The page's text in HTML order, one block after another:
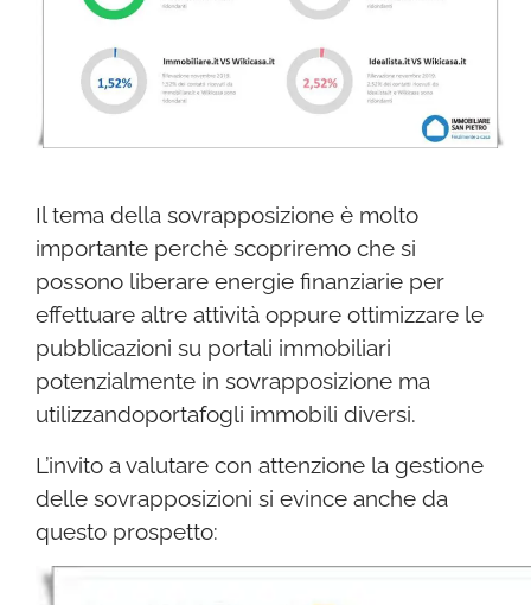
Il tema della sovrapposizione è molto
importante perchè scopriremo che si
possono liberare energie finanziarie per
effettuare altre attività oppure ottimizzare le
pubblicazioni su portali immobiliari
potenzialmente in sovrapposizione ma
utilizzandoportafogli immobili diversi.
L’invito a valutare con attenzione la gestione
delle sovrapposizioni si evince anche da
questo prospetto: